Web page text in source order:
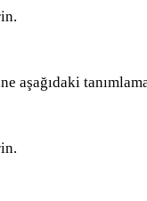
aşağıdaki